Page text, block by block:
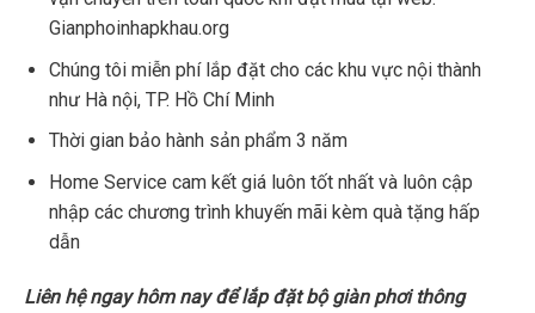
Gianphoinhapkhau.org
Chúng tôi miễn phí lắp đặt cho các khu vực nội thành
như Hà nội, TP. Hồ Chí Minh
Thời gian bảo hành sản phẩm 3 năm
Home Service cam kết giá luôn tốt nhất và luôn cập
nhập các chương trình khuyến mãi kèm quà tặng hấp
dẫn
Liên hệ ngay hôm nay để lắp đặt bộ giàn phơi thông